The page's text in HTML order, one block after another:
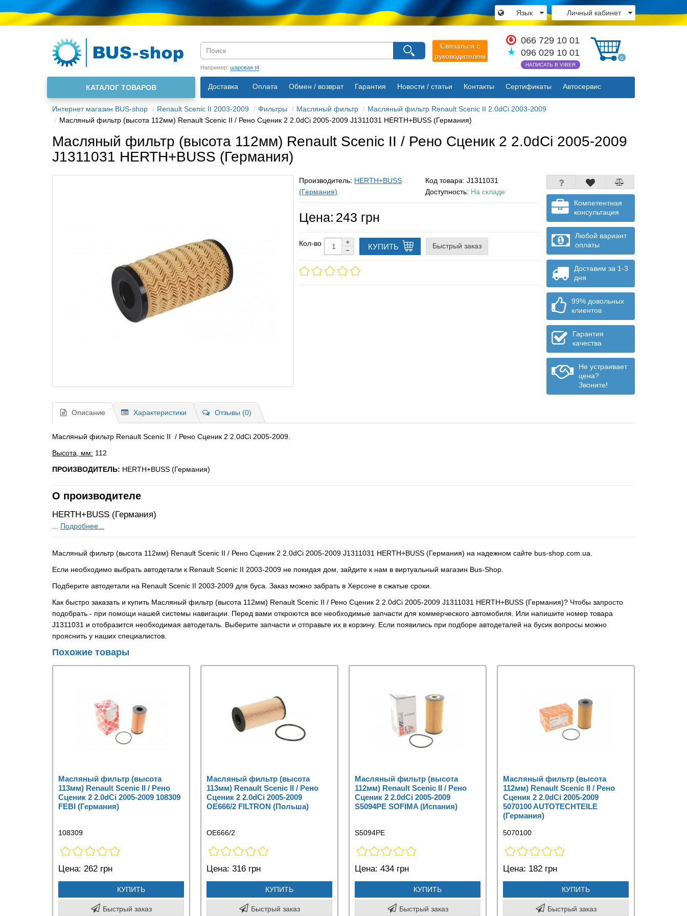
Личный кабинет
Язык
Связаться с
руководителем
066 729 10 01
096 029 10 01
НАПИСАТЬ В VIBER
0
Например: шаровая t4
Доставка Оплата Обмен / возврат Гарантия Новости / статьи Контакты Сертификаты Автосервис
О нас
КАТАЛОГ ТОВАРОВ
Интернет магазин BUS-shop Renault Scenic II 2003-2009 Фильтры Масляный фильтр
Масляный фильтр Renault Scenic II 2.0dCi 2003-2009
Масляный фильтр (высота 112мм) Renault Scenic II / Рено Сценик 2 2.0dCi 2005-2009 J1311031 HERTH+BUSS (Германия)
×
Язык магазина
Выберите пожалуйста язык магазина
Масляный фильтр (высота 112мм) Renault Scenic II / Рено Сценик 2 2.0dCi 2005-2009
J1311031 HERTH+BUSS (Германия)
Производитель: HERTH+BUSS
(Германия)
Код товара: J1311031
Доступность: На складе
Цена: 243 грн
Кол-во КУПИТЬ Быстрый заказ
Компетентная
консультация
Любой вариант
оплаты
Доставим за 1-3
дня
99% довольных
клиентов
Гарантия
качества
Не устраивает
цена?
Звоните!
Описание Характеристики Отзывы (0)
Масляный фильтр Renault Scenic II / Рено Сценик 2 2.0dCi 2005-2009.
Высота, мм: 112
ПРОИЗВОДИТЕЛЬ: HERTH+BUSS (Германия)
О производителе
HERTH+BUSS (Германия)
Подробнее...
Масляный фильтр (высота 112мм) Renault Scenic II / Рено Сценик 2 2.0dCi 2005-2009 J1311031 HERTH+BUSS (Германия) на надежном сайте bus-shop.com.ua.
Если необходимо выбрать автодетали к Renault Scenic II 2003-2009 не покидая дом, зайдите к нам в виртуальный магазин Bus-Shop.
Подберите автодетали на Renault Scenic II 2003-2009 для буса. Заказ можно забрать в Херсоне в сжатые сроки.
Как быстро заказать и купить Масляный фильтр (высота 112мм) Renault Scenic II / Рено Сценик 2 2.0dCi 2005-2009 J1311031 HERTH+BUSS (Германия)? Чтобы запросто
подобрать - при помощи нашей системы навигации. Перед вами откроются все необходимые запчасти для коммерческого автомобиля. Или напишите номер товара
J1311031 и отобразится необходимая автодеталь. Выберите запчасти и отправьте их в корзину. Если появились при подборе автодеталей на бусик вопросы можно
прояснить у наших специалистов.
Похожие товары
Масляный фильтр (высота
113мм) Renault Scenic II / Рено
Сценик 2 2.0dCi 2005-2009 108309
FEBI (Германия)
108309
Цена: 262 грн
КУПИТЬ
Быстрый заказ
Масляный фильтр (высота
113мм) Renault Scenic II / Рено
Сценик 2 2.0dCi 2005-2009
OE666/2 FILTRON (Польша)
OE666/2
Цена: 316 грн
КУПИТЬ
Быстрый заказ
Масляный фильтр (высота
112мм) Renault Scenic II / Рено
Сценик 2 2.0dCi 2005-2009
S5094PE SOFIMA (Испания)
S5094PE
Цена: 434 грн
КУПИТЬ
Быстрый заказ
Масляный фильтр (высота
112мм) Renault Scenic II / Рено
Сценик 2 2.0dCi 2005-2009
5070100 AUTOTECHTEILE
(Германия)
5070100
Цена: 182 грн
КУПИТЬ
Быстрый заказ